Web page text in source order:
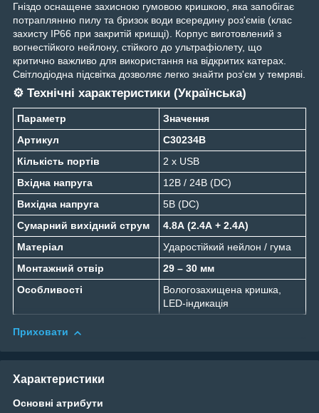
Гніздо оснащене захисною гумовою кришкою, яка запобігає
потраплянню пилу та бризок води всередину роз'ємів (клас
захисту IP66 при закритій кришці). Корпус виготовлений з
вогнестійкого нейлону, стійкого до ультрафіолету, що
критично важливо для використання на відкритих катерах.
Світлодіодна підсвітка дозволяє легко знайти роз'єм у темряві.
⚙️ Технічні характеристики (Українська)
Параметр
Значення
Артикул
C30234B
Кількість портів
2 x USB
Вхідна напруга
12В / 24В (DC)
Вихідна напруга
5В (DC)
Сумарний вихідний струм
4.8А (2.4А + 2.4А)
Матеріал
Ударостійкий нейлон / гума
Монтажний отвір
29 – 30 мм
Особливості
Вологозахищена кришка,
LED-індикація
Приховати
Характеристики
Основні атрибути